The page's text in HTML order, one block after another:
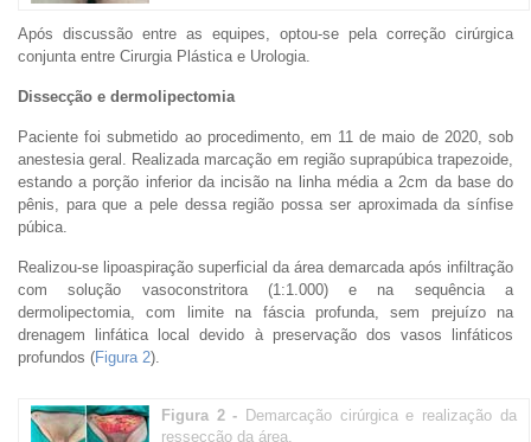
Após discussão entre as equipes, optou-se pela correção cirúrgica
conjunta entre Cirurgia Plástica e Urologia.
Dissecção e dermolipectomia
Paciente foi submetido ao procedimento, em 11 de maio de 2020, sob
anestesia geral. Realizada marcação em região suprapúbica trapezoide,
estando a porção inferior da incisão na linha média a 2cm da base do
pênis, para que a pele dessa região possa ser aproximada da sínfise
púbica.
Realizou-se lipoaspiração superficial da área demarcada após infiltração
com solução vasoconstritora (1:1.000) e na sequência a
dermolipectomia, com limite na fáscia profunda, sem prejuízo na
drenagem linfática local devido à preservação dos vasos linfáticos
profundos (Figura 2).
Figura 2 - Demarcação cirúrgica e realização da
ressecção da área.